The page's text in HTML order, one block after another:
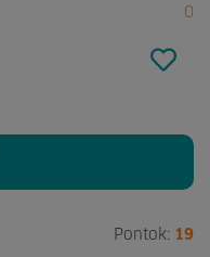
0
Pontok: 19